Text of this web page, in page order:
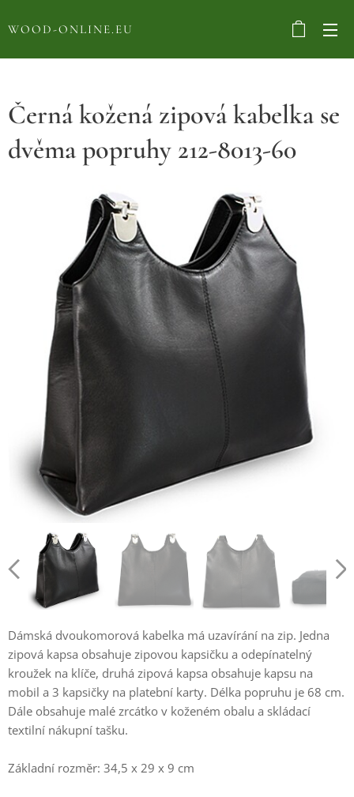
WOOD-ONLINE.EU
Černá kožená zipová kabelka se
dvěma popruhy 212-8013-60
Dámská dvoukomorová kabelka má uzavírání na zip. Jedna
zipová kapsa obsahuje zipovou kapsičku a odepínatelný
kroužek na klíče, druhá zipová kapsa obsahuje kapsu na
mobil a 3 kapsičky na platební karty. Délka popruhu je 68 cm.
Dále obsahuje malé zrcátko v koženém obalu a skládací
textilní nákupní tašku.
Základní rozměr: 34,5 x 29 x 9 cm